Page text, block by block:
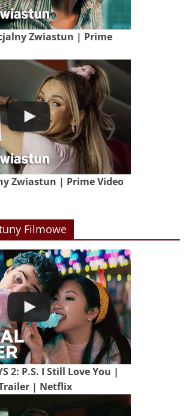
Zwiastun | Prime
Zwiastun | Prime Video
Filmowe
2: P.S. I Still Love You |
| Netflix